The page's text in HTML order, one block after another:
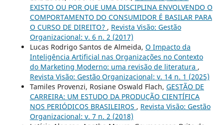
EXISTO OU POR QUE UMA DISCIPLINA ENVOLVENDO O
COMPORTAMENTO DO CONSUMIDOR É BASILAR PARA
O CURSO DE DIREITO? , Revista Visão: Gestão
Organizacional: v. 6 n. 2 (2017)
Lucas Rodrigo Santos de Almeida, O Impacto da
Inteligência Artificial nas Organizações no Contexto
do Marketing Moderno: uma revisão de literatura ,
Revista Visão: Gestão Organizacional: v. 14 n. 1 (2025)
Tamiles Provenzi, Rosiane Oswald Flach, GESTÃO DE
CARREIRA: UM ESTUDO DA PRODUÇÃO CIENTÍFICA
NOS PERIÓDICOS BRASILEIROS , Revista Visão: Gestão
Organizacional: v. 7 n. 2 (2018)